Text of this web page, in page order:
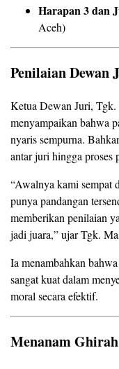
Harapan 3 dan
Aceh)
Penilaian Dewan
Ketua Dewan Juri,
menyampaikan bahwa
nyaris sempurna.
antar juri hingga proses
“Awalnya kami sempat
punya pandangan
memberikan penilaian
jadi juara,” ujar Tgk.
Ia menambahkan
sangat kuat dalam
moral secara efektif.
Menanam